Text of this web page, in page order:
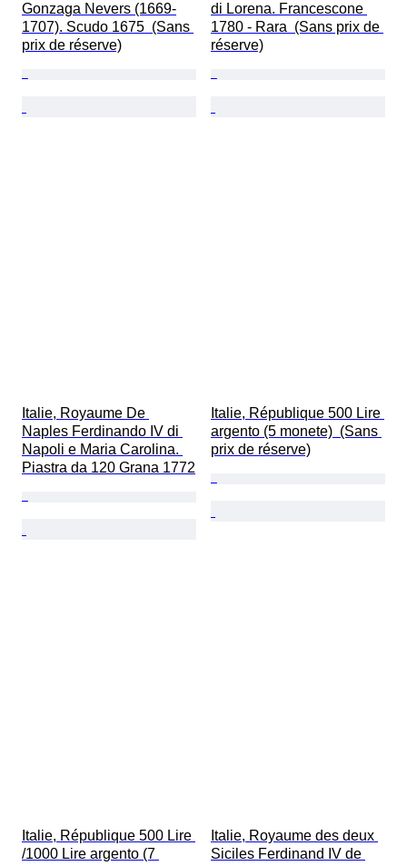
Gonzaga Nevers (1669-
1707). Scudo 1675  (Sans
prix de réserve)
di Lorena. Francescone
1780 - Rara  (Sans prix de
réserve)
Italie, Royaume De
Naples Ferdinando IV di
Napoli e Maria Carolina.
Piastra da 120 Grana 1772
Italie, République 500 Lire
argento (5 monete)  (Sans
prix de réserve)
Italie, République 500 Lire
/1000 Lire argento (7
Italie, Royaume des deux
Siciles Ferdinand IV de